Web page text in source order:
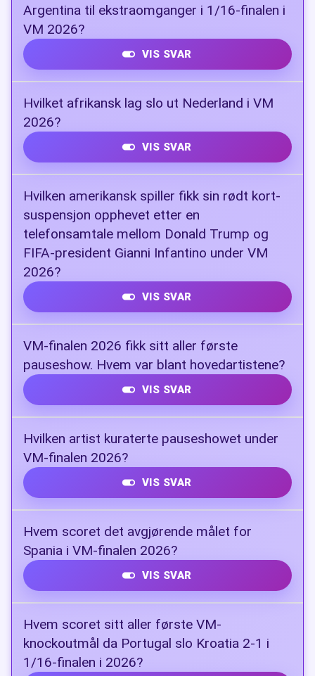
Argentina til ekstraomganger i 1/16-finalen i
VM 2026?
VIS SVAR
Hvilket afrikansk lag slo ut Nederland i VM
2026?
VIS SVAR
Hvilken amerikansk spiller fikk sin rødt kort-
suspensjon opphevet etter en
telefonsamtale mellom Donald Trump og
FIFA-president Gianni Infantino under VM
2026?
VIS SVAR
VM-finalen 2026 fikk sitt aller første
pauseshow. Hvem var blant hovedartistene?
VIS SVAR
Hvilken artist kuraterte pauseshowet under
VM-finalen 2026?
VIS SVAR
Hvem scoret det avgjørende målet for
Spania i VM-finalen 2026?
VIS SVAR
Hvem scoret sitt aller første VM-
knockoutmål da Portugal slo Kroatia 2-1 i
1/16-finalen i 2026?